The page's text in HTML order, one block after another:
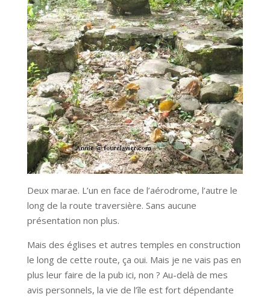
Deux marae. L’un en face de l’aérodrome, l’autre le
long de la route traversière. Sans aucune
présentation non plus.
Mais des églises et autres temples en construction
le long de cette route, ça oui. Mais je ne vais pas en
plus leur faire de la pub ici, non ? Au-delà de mes
avis personnels, la vie de l’île est fort dépendante